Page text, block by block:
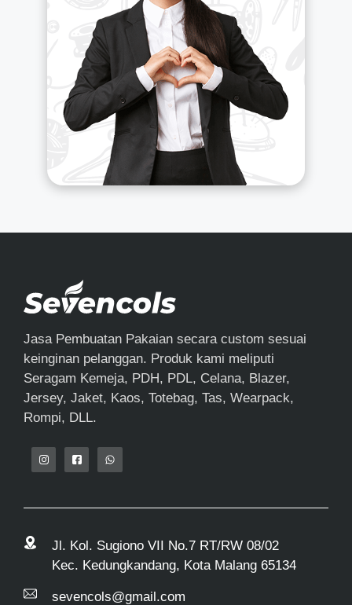
Jasa Pembuatan Pakaian secara custom sesuai
keinginan pelanggan. Produk kami meliputi
Seragam Kemeja, PDH, PDL, Celana, Blazer,
Jersey, Jaket, Kaos, Totebag, Tas, Wearpack,
Rompi, DLL.
Jl. Kol. Sugiono VII No.7 RT/RW 08/02
Kec. Kedungkandang, Kota Malang 65134
sevencols@gmail.com